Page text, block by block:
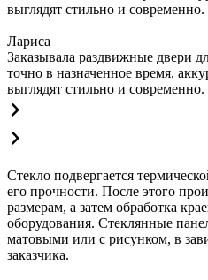
выглядят стильно и современно.
Лариса
Заказывала раздвижные двери
точно в назначенное время,
выглядят стильно и современно.
Стекло подвергается
его прочности. После этого
размерам, а затем обработка
оборудования. Стеклянные
матовыми или с рисунком, в
заказчика.